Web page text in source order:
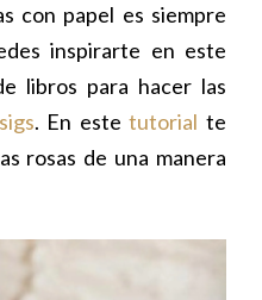
con papel es siempre
inspirarte en este
libros para hacer las
. En estetutorial te
rosas de una manera